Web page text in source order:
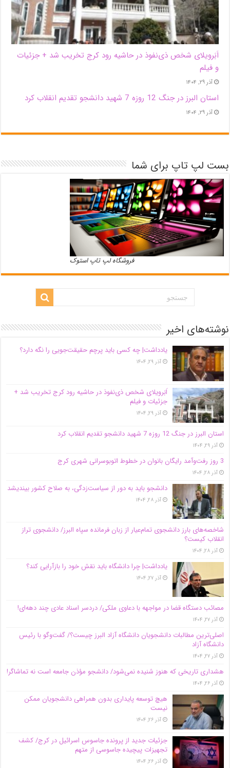
اَبَر‌ویلای شخص ذی‌نفوذ در حاشیه‌ رود کرج تخریب شد + جزئیات
و فیلم
آذر ۲۹, ۱۴۰۴
استان البرز در جنگ 12 روزه 7 شهید دانشجو تقدیم انقلاب کرد
آذر ۲۹, ۱۴۰۴
بست لپ تاپ برای شما
فروشگاه لپ تاپ استوک
نوشته‌های اخیر
یادداشت| ‌چه کسی باید پرچم حقیقت‌جویی را نگه دارد؟
آذر ۲۹, ۱۴۰۴
اَبَر‌ویلای شخص ذی‌نفوذ در حاشیه‌ رود کرج تخریب شد +
جزئیات و فیلم
آذر ۲۹, ۱۴۰۴
استان البرز در جنگ 12 روزه 7 شهید دانشجو تقدیم انقلاب کرد
آذر ۲۹, ۱۴۰۴
3 روز رفت‌وآمد رایگان بانوان در خطوط اتوبوسرانی شهری کرج
آذر ۲۸, ۱۴۰۴
دانشجو باید به دور از سیاست‌زدگی، به صلاح کشور بیندیشد
آذر ۲۸, ۱۴۰۴
شاخصه‌های بارز دانشجوی تمام‌عیار از زبان فرمانده سپاه البرز/ دانشجوی تراز
انقلاب کیست؟
آذر ۲۸, ۱۴۰۴
یادداشت| چرا دانشگاه باید نقش خود را بازآرایی کند؟
آذر ۲۷, ۱۴۰۴
مصائب دستگاه قضا در مواجهه با دعاوی ملکی/ دردسر اسناد عادی چند‌ دهه‌ای!
آذر ۲۷, ۱۴۰۴
اصلی‌ترین مطالبات دانشجویان دانشگاه آزاد البرز چیست؟/ گفت‌وگو با رئیس
دانشگاه آز‌اد
آذر ۲۷, ۱۴۰۴
هشداری تاریخی که هنوز شنیده نمی‌شود/ دانشجو مؤذن جامعه است نه تماشاگر!
آذر ۲۶, ۱۴۰۴
هیچ توسعه پایداری بدون همراهی دانشجویان ممکن
نیست
آذر ۲۶, ۱۴۰۴
جزئیات جدید از پرونده جاسوس اسرائیل در کرج/‌ کشف
تجهیزات پیچیده جاسوسی از متهم
آذر ۲۶, ۱۴۰۴